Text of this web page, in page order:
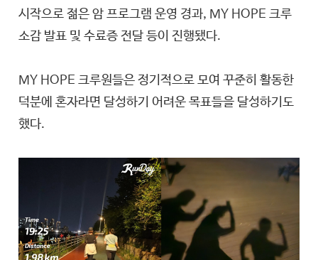
시작으로 젊은 암 프로그램 운영 경과, MY HOPE 크루
소감 발표 및 수료증 전달 등이 진행됐다.
MY HOPE 크루원들은 정기적으로 모여 꾸준히 활동한
덕분에 혼자라면 달성하기 어려운 목표들을 달성하기도
했다.